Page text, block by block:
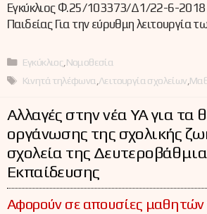
Εγκύκλιος Φ.25/103373/Δ1/22-6-2018
Παιδείας Για την εύρυθμη λειτουργία
Κατηγορίες
Εγκύκλιος Νομοθεσία
Ετικέτες
Κινητά τηλέφωνα Λειτουργία σχολείων
Αλλαγές στην νέα ΥΑ για τα
οργάνωσης της σχολικής
σχολεία της
Εκπαίδευσης
Αφορούν σε απουσίες